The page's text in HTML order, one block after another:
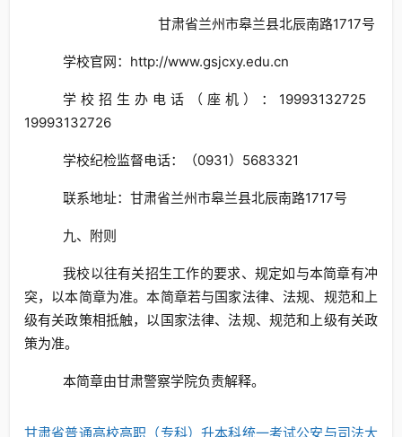
甘肃省兰州市皋兰县北辰南路1717号
学校官网：http://www.gsjcxy.edu.cn
学校招生办电话（座机）：19993132725
19993132726
学校纪检监督电话：（0931）5683321
联系地址：甘肃省兰州市皋兰县北辰南路1717号
九、附则
我校以往有关招生工作的要求、规定如与本简章有冲
突，以本简章为准。本简章若与国家法律、法规、规范和上
级有关政策相抵触，以国家法律、法规、规范和上级有关政
策为准。
本简章由甘肃警察学院负责解释。
甘肃省普通高校高职（专科）升本科统一考试公安与司法大